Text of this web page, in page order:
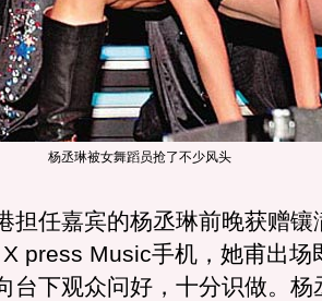
杨丞琳被女舞蹈员抢了不少风头
任嘉宾的杨丞琳前晚获赠镶
press Music手机，她甫出场
台下观众问好，十分识做。杨